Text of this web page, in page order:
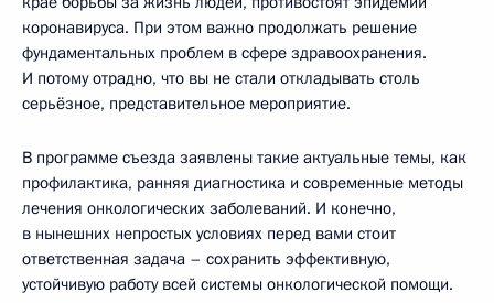
коронавируса. При этом важно продолжать решение
фундаментальных проблем в сфере здравоохранения.
И потому отрадно, что вы не стали откладывать столь
серьёзное, представительное мероприятие.
В программе съезда заявлены такие актуальные темы, как
профилактика, ранняя диагностика и современные методы
лечения онкологических заболеваний. И конечно,
в нынешних непростых условиях перед вами стоит
ответственная задача – сохранить эффективную,
устойчивую работу всей системы онкологической помощи.